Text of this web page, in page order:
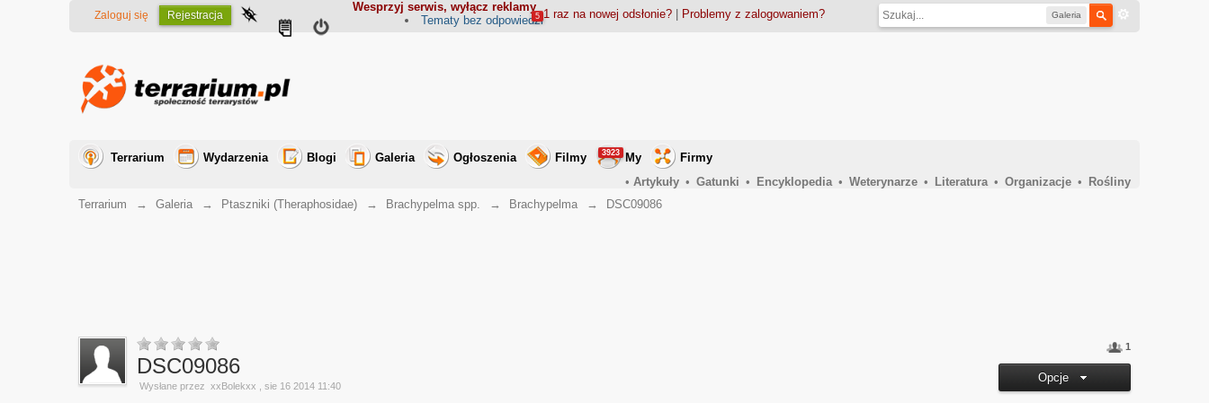
Wesprzyj serwis, wyłącz reklamy
Galeria
Zaloguj się Rejestracja 1 raz na nowej odsłonie?| Problemy z zalogowaniem?
Tematy bez odpowiedzi
5
Terrarium Wydarzenia Blogi Galeria Ogłoszenia Filmy My
3923
Firmy
• Artykuły • Gatunki • Encyklopedia • Weterynarze • Literatura • Organizacje •
Rośliny
Terrarium
→ Galeria → Ptaszniki (Theraphosidae) → Brachypelma spp. → Brachypelma → DSC09086
1
Opcje
DSC09086
Wysłane przez xxBolekxx , sie 16 2014 11:40